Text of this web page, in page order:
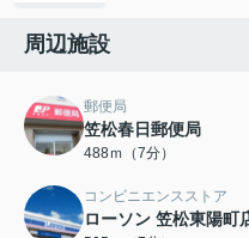
周辺施設
郵便局
笠松春日郵便局
488ｍ（7分）
コンビニエンスストア
ローソン 笠松東陽町